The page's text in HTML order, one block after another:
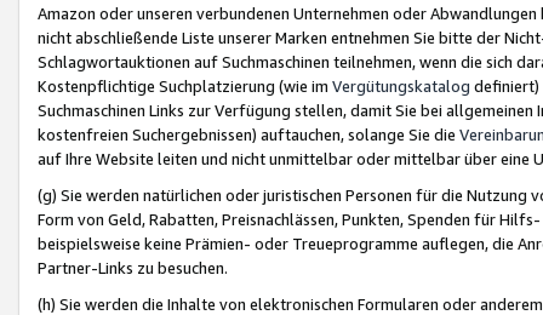
Amazon oder unseren verbundenen Unternehmen oder
nicht abschließende Liste unserer Marken entnehmen Sie bitte der
Schlagwortauktionen auf Suchmaschinen teilnehmen, wenn die sich
Kostenpflichtige Suchplatzierung (wie im Vergütungskatalog definiert)
Suchmaschinen Links zur Verfügung stellen, damit Sie bei
kostenfreien Suchergebnissen) auftauchen, solange Sie die
auf Ihre Website leiten und nicht unmittelbar oder mittelbar über eine
(g) Sie werden natürlichen oder juristischen Personen für die Nutzung
Form von Geld, Rabatten, Preisnachlässen, Punkten, Spenden für
beispielsweise keine Prämien- oder Treueprogramme auflegen, die
Partner-Links zu besuchen.
(h) Sie werden die Inhalte von elektronischen Formularen oder